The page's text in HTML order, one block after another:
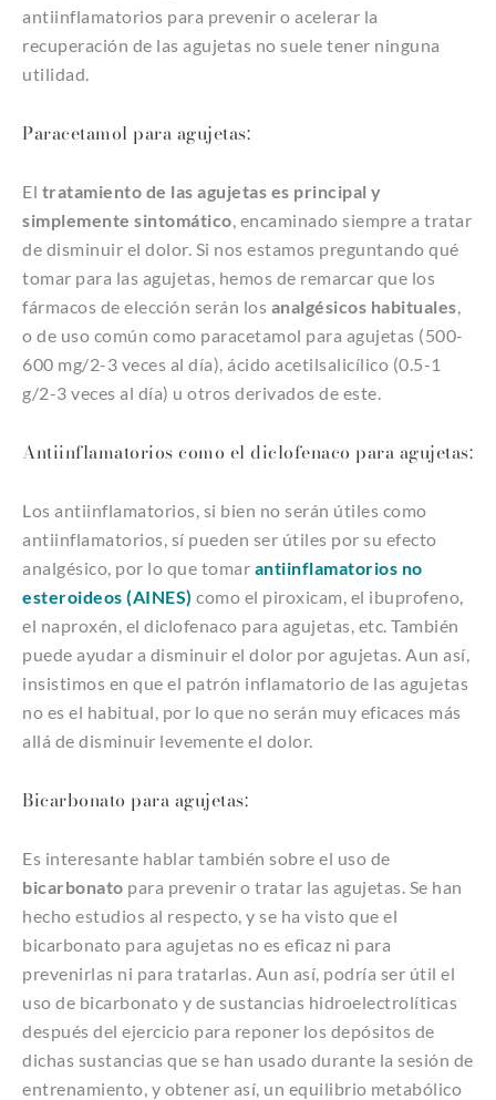
antiinflamatorios para prevenir o acelerar la
recuperación de las agujetas no suele tener ninguna
utilidad.
Paracetamol para agujetas:
El tratamiento de las agujetas es principal y
simplemente sintomático, encaminado siempre a tratar
de disminuir el dolor. Si nos estamos preguntando qué
tomar para las agujetas, hemos de remarcar que los
fármacos de elección serán los analgésicos habituales,
o de uso común como paracetamol para agujetas (500-
600 mg/2-3 veces al día), ácido acetilsalicílico (0.5-1
g/2-3 veces al día) u otros derivados de este.
Antiinflamatorios como el diclofenaco para agujetas:
Los antiinflamatorios, si bien no serán útiles como
antiinflamatorios, sí pueden ser útiles por su efecto
analgésico, por lo que tomar antiinflamatorios no
esteroideos (AINES) como el piroxicam, el ibuprofeno,
el naproxén, el diclofenaco para agujetas, etc. También
puede ayudar a disminuir el dolor por agujetas. Aun así,
insistimos en que el patrón inflamatorio de las agujetas
no es el habitual, por lo que no serán muy eficaces más
allá de disminuir levemente el dolor.
Bicarbonato para agujetas:
Es interesante hablar también sobre el uso de
bicarbonato para prevenir o tratar las agujetas. Se han
hecho estudios al respecto, y se ha visto que el
bicarbonato para agujetas no es eficaz ni para
prevenirlas ni para tratarlas. Aun así, podría ser útil el
uso de bicarbonato y de sustancias hidroelectrolíticas
después del ejercicio para reponer los depósitos de
dichas sustancias que se han usado durante la sesión de
entrenamiento, y obtener así, un equilibrio metabólico